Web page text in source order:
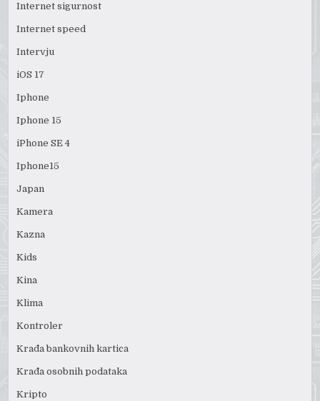
Internet sigurnost
Internet speed
Intervju
iOS 17
Iphone
Iphone 15
iPhone SE 4
Iphone15
Japan
Kamera
Kazna
Kids
Kina
Klima
Kontroler
Krađa bankovnih kartica
Krađa osobnih podataka
Kripto